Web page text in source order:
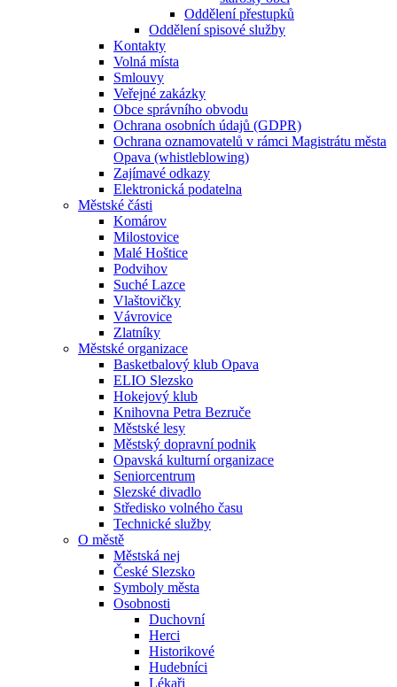
Oddělení přestupků
Oddělení spisové služby
Kontakty
Volná místa
Smlouvy
Veřejné zakázky
Obce správního obvodu
Ochrana osobních údajů (GDPR)
Ochrana oznamovatelů v rámci Magistrátu města
Opava (whistleblowing)
Zajímavé odkazy
Elektronická podatelna
Městské části
Komárov
Milostovice
Malé Hoštice
Podvihov
Suché Lazce
Vlaštovičky
Vávrovice
Zlatníky
Městské organizace
Basketbalový klub Opava
ELIO Slezsko
Hokejový klub
Knihovna Petra Bezruče
Městské lesy
Městský dopravní podnik
Opavská kulturní organizace
Seniorcentrum
Slezské divadlo
Středisko volného času
Technické služby
O městě
Městská nej
České Slezsko
Symboly města
Osobnosti
Duchovní
Herci
Historikové
Hudebníci
Lékaři